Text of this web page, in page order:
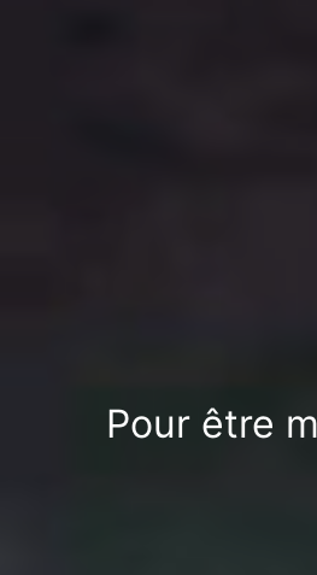
Pour être